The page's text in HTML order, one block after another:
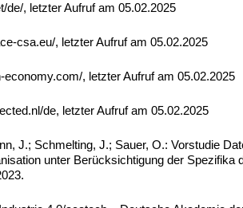
, letzter Aufruf am 05.02.2025
csa.eu/, letzter Aufruf am 05.02.2025
, letzter Aufruf am 05.02.2025
de, letzter Aufruf am 05.02.2025
J.; Schmelting, J.; Sauer, O.: Vorstudie
unter Berücksichtigung der Spezifika